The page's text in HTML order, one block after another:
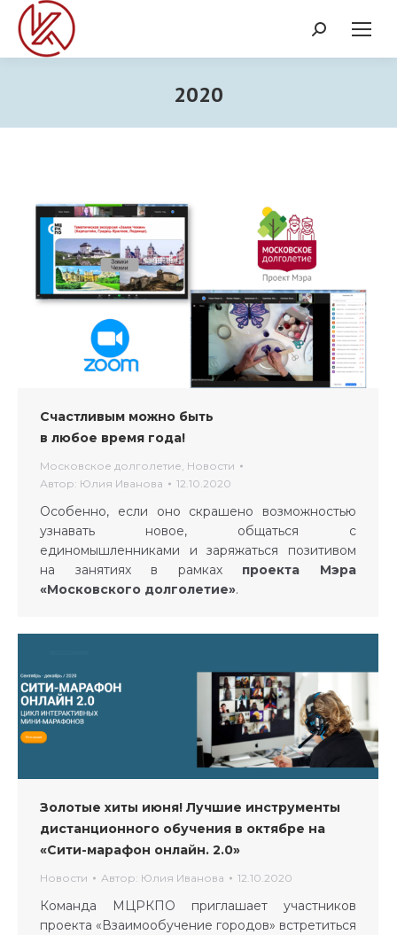
Поиск:
2020
Счастливым можно быть
в любое время года!
Московское долголетие Новости
Автор: Юлия Иванова 12.10.2020
Особенно, если оно скрашено возможностью
узнавать новое, общаться с
единомышленниками и заряжаться позитивом
на занятиях в рамках проекта Мэра
«Московского долголетие».
Золотые хиты июня! Лучшие инструменты
дистанционного обучения в октябре на
«Сити-марафон онлайн. 2.0»
Новости Автор: Юлия Иванова 12.10.2020
Команда МЦРКПО приглашает участников
проекта «Взаимообучение городов» встретиться